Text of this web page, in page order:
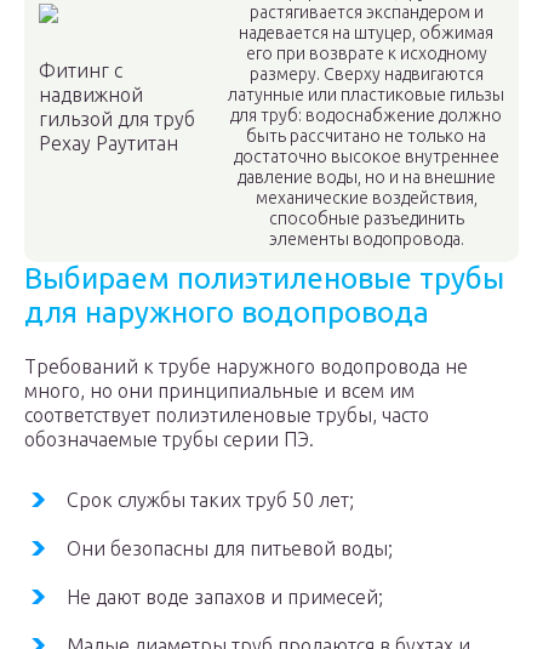
Фитинг с
надвижной
гильзой для труб
Рехау Раутитан
растягивается экспандером и
надевается на штуцер, обжимая
его при возврате к исходному
размеру. Сверху надвигаются
латунные или пластиковые гильзы
для труб: водоснабжение должно
быть рассчитано не только на
достаточно высокое внутреннее
давление воды, но и на внешние
механические воздействия,
способные разъединить
элементы водопровода.
Выбираем полиэтиленовые трубы
для наружного водопровода
Требований к трубе наружного водопровода не
много, но они принципиальные и всем им
соответствует полиэтиленовые трубы, часто
обозначаемые трубы серии ПЭ.
Срок службы таких труб 50 лет;
Они безопасны для питьевой воды;
Не дают воде запахов и примесей;